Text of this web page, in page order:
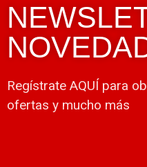
Regístrate AQUÍ para
ofertas y mucho más